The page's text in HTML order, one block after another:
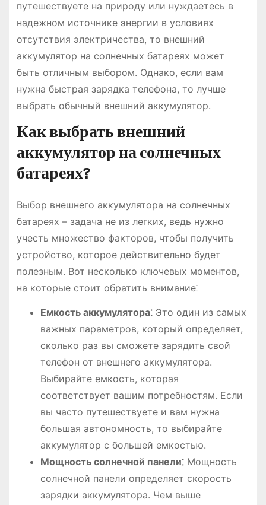
путешествуете на природу или нуждаетесь в
надежном источнике энергии в условиях
отсутствия электричества, то внешний
аккумулятор на солнечных батареях может
быть отличным выбором. Однако, если вам
нужна быстрая зарядка телефона, то лучше
выбрать обычный внешний аккумулятор.
Как выбрать внешний
аккумулятор на солнечных
батареях?
Выбор внешнего аккумулятора на солнечных
батареях – задача не из легких, ведь нужно
учесть множество факторов, чтобы получить
устройство, которое действительно будет
полезным. Вот несколько ключевых моментов,
на которые стоит обратить внимание⁚
Емкость аккумулятора⁚Это один из самых
важных параметров, который определяет,
сколько раз вы сможете зарядить свой
телефон от внешнего аккумулятора.
Выбирайте емкость, которая
соответствует вашим потребностям. Если
вы часто путешествуете и вам нужна
большая автономность, то выбирайте
аккумулятор с большей емкостью.
Мощность солнечной панели⁚Мощность
солнечной панели определяет скорость
зарядки аккумулятора. Чем выше